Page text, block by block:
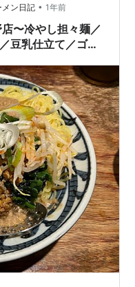
ポンを使い…
メン日記 • 1年前
店〜冷やし担々麺／
豆乳仕立て／ゴマ